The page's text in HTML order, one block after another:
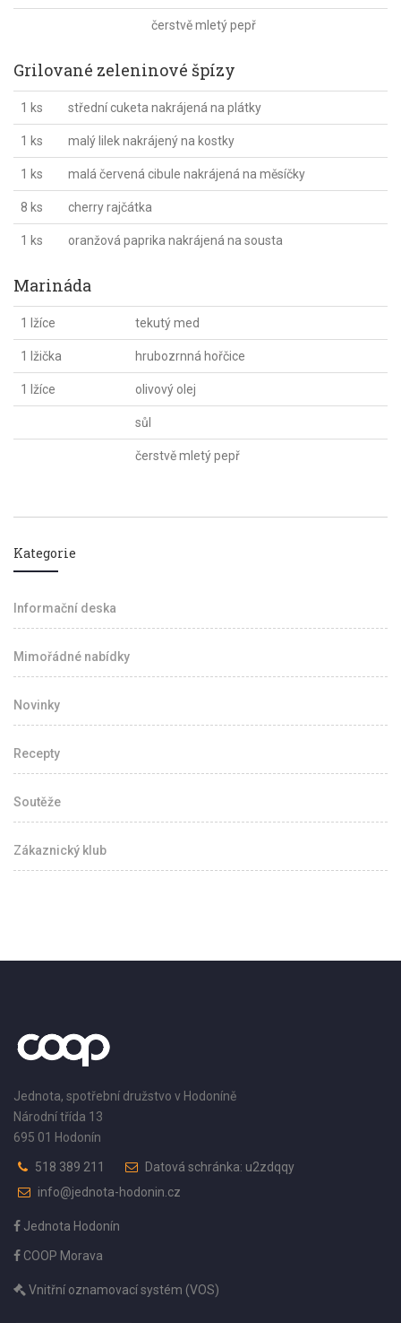
čerstvě mletý pepř
Grilované zeleninové špízy
1 ks střední cuketa nakrájená na plátky
1 ks malý lilek nakrájený na kostky
1 ks malá červená cibule nakrájená na měsíčky
8 ks cherry rajčátka
1 ks oranžová paprika nakrájená na sousta
Marináda
1 lžíce tekutý med
1 lžička hrubozrnná hořčice
1 lžíce olivový olej
sůl
čerstvě mletý pepř
Kategorie
Informační deska
Mimořádné nabídky
Novinky
Recepty
Soutěže
Zákaznický klub
Jednota, spotřební družstvo v Hodoníně
Národní třída 13
695 01 Hodonín
518 389 211
Datová schránka: u2zdqqy
info@jednota-hodonin.cz
Jednota Hodonín
COOP Morava
Vnitřní oznamovací systém (VOS)